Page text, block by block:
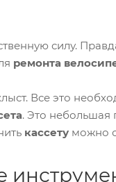
силу.
ремонта
Все это
. Это небольшая
кассету можно